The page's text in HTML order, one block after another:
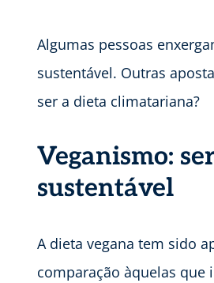
Algumas pessoas
sustentável. Outras
ser a dieta climatariana?
Veganismo:
sustentável
A dieta vegana tem sido
comparação àquelas